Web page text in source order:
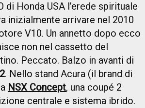
di Honda USA l’erede spirituale
inizialmente arrivare nel 2010
V10. Un annetto dopo ecco
non nel cassetto del
Peccato. Balzo in avanti di
. Nello stand Acura (il brand di
NSX Concept, una coupé 2
centrale e sistema ibrido.